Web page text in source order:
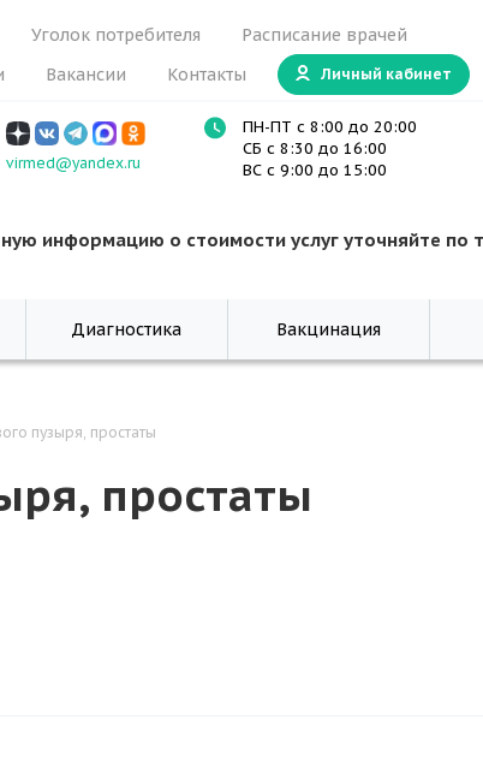
Уголок потребителя
Расписание врачей
Вакансии Контакты Личный кабинет
virmed@yandex.ru
ПН-ПТ с 8:00 до 20:00
СБ с 8:30 до 16:00
ВС с 9:00 до 15:00
информацию о стоимости услуг уточняйте по
Диагностика Вакцинация
пузыря, простаты
простаты